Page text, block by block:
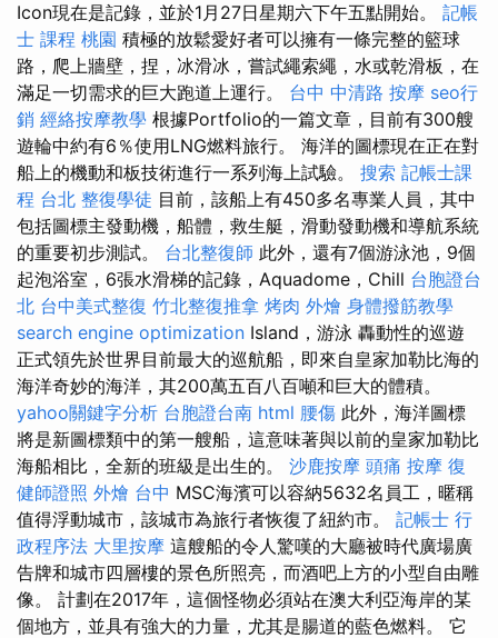
Icon現在是記錄，並於1月27日星期六下午五點開始。 記帳
士 課程 桃園 積極的放鬆愛好者可以擁有一條完整的籃球
路，爬上牆壁，捏，冰滑冰，嘗試繩索繩，水或乾滑板，在
滿足一切需求的巨大跑道上運行。 台中 中清路 按摩 seo行
銷 經絡按摩教學 根據Portfolio的一篇文章，目前有300艘
遊輪中約有6％使用LNG燃料旅行。 海洋的圖標現在正在對
船上的機動和板技術進行一系列海上試驗。 搜索 記帳士課
程 台北 整復學徒 目前，該船上有450多名專業人員，其中
包括圖標主發動機，船體，救生艇，滑動發動機和導航系統
的重要初步測試。 台北整復師 此外，還有7個游泳池，9個
起泡浴室，6張水滑梯的記錄，Aquadome，Chill 台胞證台
北 台中美式整復 竹北整復推拿 烤肉 外燴 身體撥筋教學
search engine optimization Island，游泳 轟動性的巡遊
正式領先於世界目前最大的巡航船，即來自皇家加勒比海的
海洋奇妙的海洋，其200萬五百八百噸和巨大的體積。
yahoo關鍵字分析 台胞證台南 html 腰傷 此外，海洋圖標
將是新圖標類中的第一艘船，這意味著與以前的皇家加勒比
海船相比，全新的班級是出生的。 沙鹿按摩 頭痛 按摩 復
健師證照 外燴 台中 MSC海濱可以容納5632名員工，暱稱
值得浮動城市，該城市為旅行者恢復了紐約市。 記帳士 行
政程序法 大里按摩 這艘船的令人驚嘆的大廳被時代廣場廣
告牌和城市四層樓的景色所照亮，而酒吧上方的小型自由雕
像。 計劃在2017年，這個怪物必須站在澳大利亞海岸的某
個地方，並具有強大的力量，尤其是腸道的藍色燃料。 它